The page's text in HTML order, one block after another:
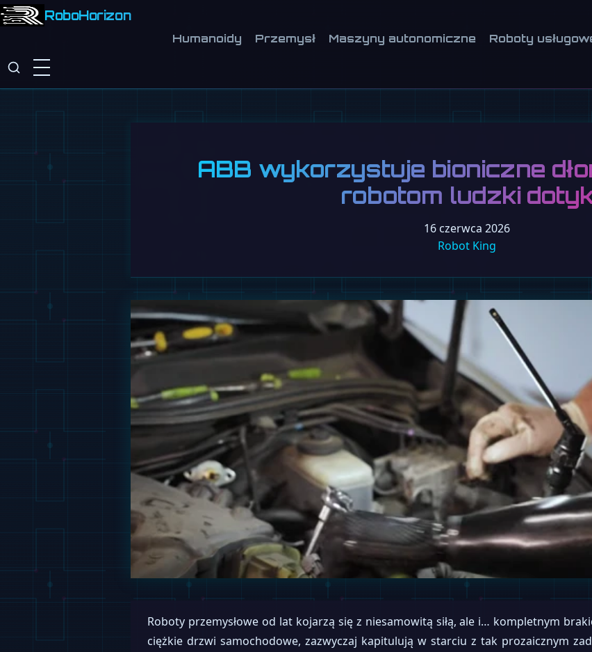
RoboHorizon
Humanoidy Przemysł Maszyny autonomiczne Roboty
ABB wykorzystuje bioniczne
robotom ludzki
16 czerwca 2026
Robot King
Roboty przemysłowe od lat kojarzą się z niesamowitą siłą, ale i… kompletnym
ciężkie drzwi samochodowe, zazwyczaj kapitulują w starciu z tak prozaicznym